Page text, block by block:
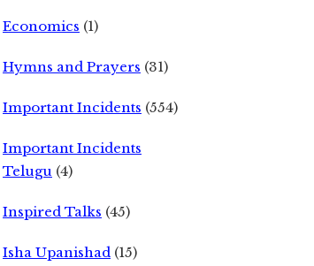
Economics (1)
Hymns and Prayers (31)
Important Incidents (554)
Important Incidents
Telugu (4)
Inspired Talks (45)
Isha Upanishad (15)